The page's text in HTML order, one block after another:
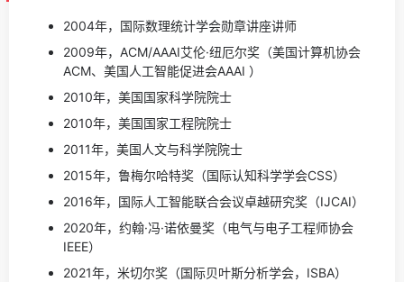
2004年，国际数理统计学会勋章讲座讲师
2009年，ACM/AAAI艾伦·纽厄尔奖（美国计算机协会
ACM、美国人工智能促进会AAAI ）
2010年，美国国家科学院院士
2010年，美国国家工程院院士
2011年，美国人文与科学院院士
2015年，鲁梅尔哈特奖（国际认知科学学会CSS）
2016年，国际人工智能联合会议卓越研究奖（IJCAI）
2020年，约翰·冯·诺依曼奖（电气与电子工程师协会
IEEE）
2021年，米切尔奖（国际贝叶斯分析学会，ISBA）